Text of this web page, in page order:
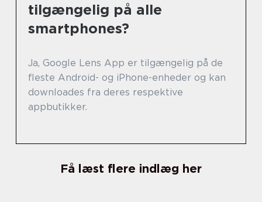
tilgængelig på alle
smartphones?
Ja, Google Lens App er tilgængelig på de
fleste Android- og iPhone-enheder og kan
downloades fra deres respektive
appbutikker.
Få læst flere indlæg her